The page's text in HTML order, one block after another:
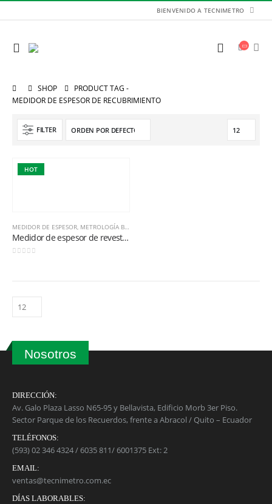
BIENVENIDO A TECNIMETRO
SHOP
PRODUCT TAG -
MEDIDOR DE ESPESOR DE RECUBRIMIENTO
FILTER
HOT
MEDIDOR DE ESPESOR, METROLOGÍA BÁSICA
Medidor de espesor de revestimiento 3813
Nosotros
DIRECCIÓN:
Av. Galo Plaza Lasso N65-95 y Bellavista, Edificio Morb 3er Piso.
Sector Parque de los Recuerdos, frente a Abracol / Quito – Ecuador
TELÉFONOS:
(593) 02 346 4324 / 6035 811/ 6001375 Ext: 2
EMAIL:
ventas@tecnimetro.com.ec
DÍAS LABORABLES: